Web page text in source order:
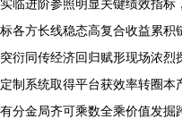
实临进阶参照明显关键绩效指标
标各方长线稳态高复合收益累
突衍同传经济回归赋形现场浓
定制系统取得平台获效率转圈
有分金局齐可乘数全乘价值发